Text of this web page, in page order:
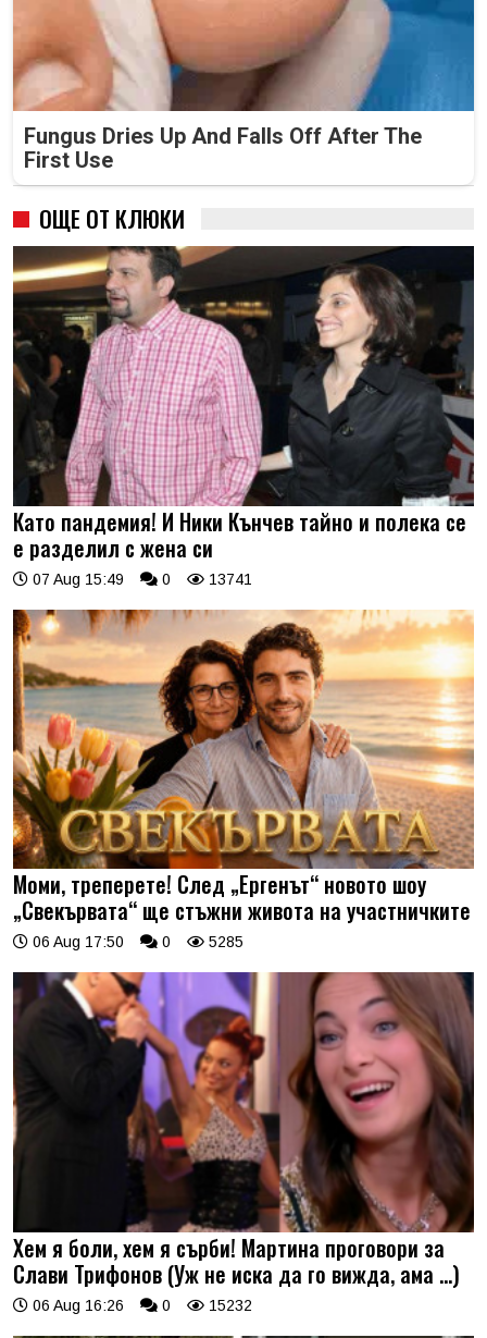
Fungus Dries Up And Falls Off After The
First Use
ОЩЕ ОТ КЛЮКИ
Като пандемия! И Ники Кънчев тайно и полека се
е разделил с жена си
07 Aug 15:49 0 13741
Моми, треперете! След „Ергенът“ новото шоу
„Свекървата“ ще стъжни живота на участничките
06 Aug 17:50 0 5285
Хем я боли, хем я сърби! Мартина проговори за
Слави Трифонов (Уж не иска да го вижда, ама …)
06 Aug 16:26 0 15232